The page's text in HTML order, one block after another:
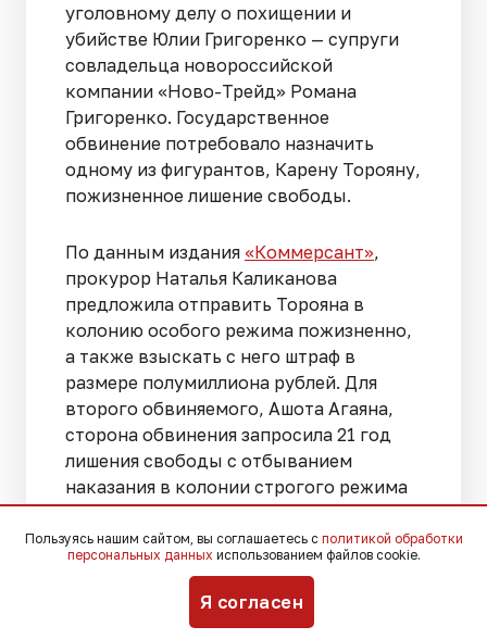
уголовному делу о похищении и
убийстве Юлии Григоренко — супруги
совладельца новороссийской
компании «Ново-Трейд» Романа
Григоренко. Государственное
обвинение потребовало назначить
одному из фигурантов, Карену Торояну,
пожизненное лишение свободы.
По данным издания «Коммерсант»,
прокурор Наталья Каликанова
предложила отправить Торояна в
колонию особого режима пожизненно,
а также взыскать с него штраф в
размере полумиллиона рублей. Для
второго обвиняемого, Ашота Агаяна,
сторона обвинения запросила 21 год
лишения свободы с отбыванием
наказания в колонии строгого режима
и штраф в 400 тысяч рублей.
Прокуратура считает, что степень
общественной опасности Торояна
особенно высока. При определении
Пользуясь нашим сайтом, вы соглашаетесь с политикой обработки
персональных данных использованием файлов cookie.
Я согласен